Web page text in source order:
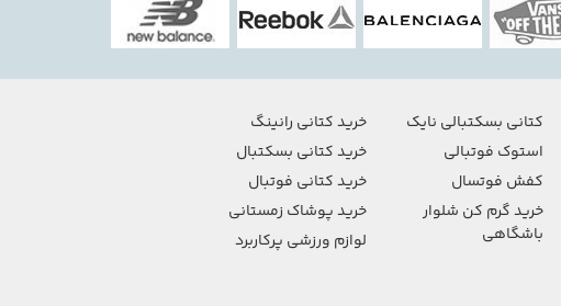
کتانی بسکتبالی نایک
استوک فوتبالی
کفش فوتسال
خرید گرم کن شلوار
باشگاهی
خرید کتانی رانینگ
خرید کتانی بسکتبال
خرید کتانی فوتبال
خرید پوشاک زمستانی
لوازم ورزشی پرکاربرد